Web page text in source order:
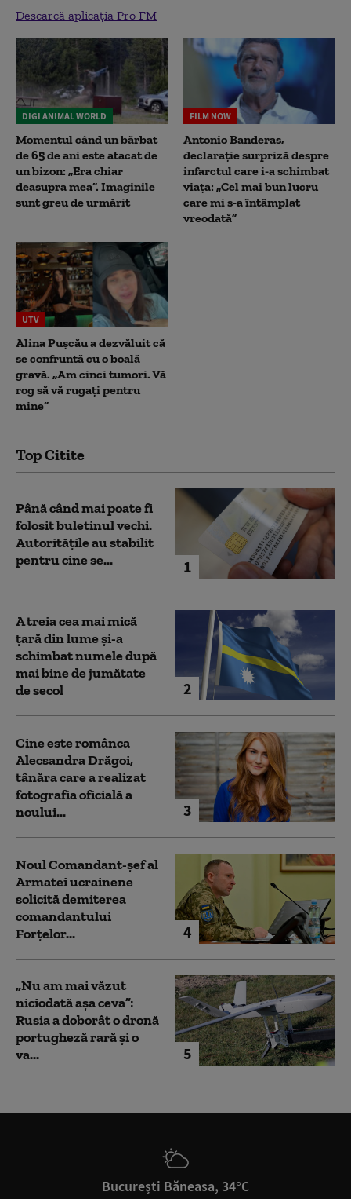
Descarcă aplicația Pro FM
DIGI ANIMAL WORLD
Momentul când un bărbat
de 65 de ani este atacat de
un bizon: „Era chiar
deasupra mea”. Imaginile
sunt greu de urmărit
FILM NOW
Antonio Banderas,
declarație surpriză despre
infarctul care i-a schimbat
viața: „Cel mai bun lucru
care mi s-a întâmplat
vreodată”
UTV
Alina Pușcău a dezvăluit că
se confruntă cu o boală
gravă. „Am cinci tumori. Vă
rog să vă rugați pentru
mine”
Top Citite
1
Până când mai poate fi
folosit buletinul vechi.
Autoritățile au stabilit
pentru cine se...
2
A treia cea mai mică
țară din lume și-a
schimbat numele după
mai bine de jumătate
de secol
3
Cine este românca
Alecsandra Drăgoi,
tânăra care a realizat
fotografia oficială a
noului...
4
Noul Comandant-șef al
Armatei ucrainene
solicită demiterea
comandantului
Forțelor...
5
„Nu am mai văzut
niciodată așa ceva”:
Rusia a doborât o dronă
portugheză rară și o
va...
București Băneasa, 34°C